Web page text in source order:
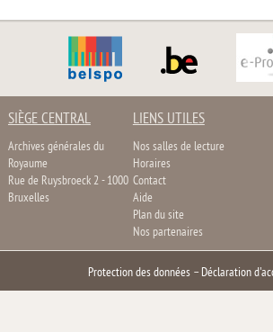
SIÈGE CENTRAL
Archives générales du
Royaume
Rue de Ruysbroeck 2 - 1000
Bruxelles
LIENS UTILES
Nos salles de lecture
Horaires
Contact
Aide
Plan du site
Nos partenaires
Protection des données– Déclaration